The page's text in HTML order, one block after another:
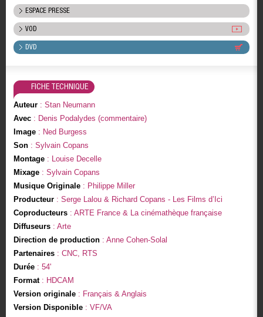
ESPACE PRESSE
VOD
DVD
FICHE TECHNIQUE
Auteur: Stan Neumann
Avec: Denis Podalydes (commentaire)
Image: Ned Burgess
Son: Sylvain Copans
Montage: Louise Decelle
Mixage: Sylvain Copans
Musique Originale: Philippe Miller
Producteur: Serge Lalou & Richard Copans - Les Films d’Ici
Coproducteurs: ARTE France & La cinémathèque française
Diffuseurs: Arte
Direction de production: Anne Cohen-Solal
Partenaires: CNC, RTS
Durée: 54'
Format: HDCAM
Version originale: Français & Anglais
Version Disponible: VF/VA